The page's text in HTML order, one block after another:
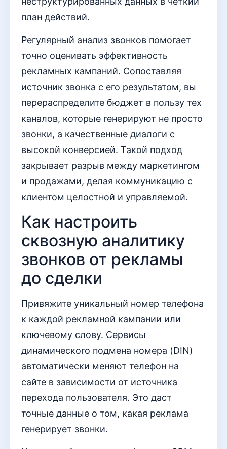
план действий.
Регулярный анализ звонков помогает
точно оценивать эффективность
рекламных кампаний. Сопоставляя
источник звонка с его результатом, вы
перераспределите бюджет в пользу тех
каналов, которые генерируют не просто
звонки, а качественные диалоги с
высокой конверсией. Такой подход
закрывает разрыв между маркетингом
и продажами, делая коммуникацию с
клиентом целостной и управляемой.
Как настроить
сквозную аналитику
звонков от рекламы
до сделки
Привяжите уникальный номер телефона
к каждой рекламной кампании или
ключевому слову. Сервисы
динамического подмена номера (DIN)
автоматически меняют телефон на
сайте в зависимости от источника
перехода пользователя. Это даст
точные данные о том, какая реклама
генерирует звонки.